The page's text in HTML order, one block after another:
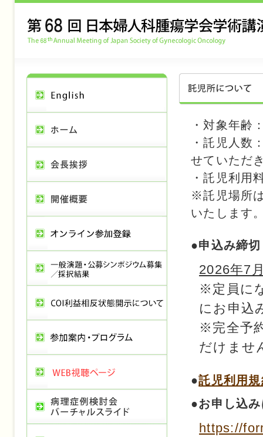
・対象年齢
・託児人数
せていただ
・託児利用
※託児場所
いたします
●申込み締切
2026年7
※定員に
にお申込
※完全予
だけませ
●託児利用
●お申し込
https://